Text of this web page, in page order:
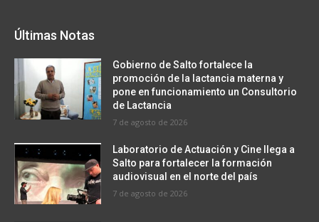
Últimas Notas
Gobierno de Salto fortalece la
promoción de la lactancia materna y
pone en funcionamiento un Consultorio
de Lactancia
7 de agosto de 2026
Laboratorio de Actuación y Cine llega a
Salto para fortalecer la formación
audiovisual en el norte del país
7 de agosto de 2026